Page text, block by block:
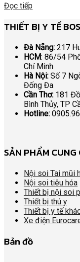
Đọc tiếp
THIẾT BỊ Y TẾ
Đà Nẵng: 217
HCM: 86/54
Chí Minh
Hà Nội: Số 7
Đống Đa
Cần Thơ: 181
Bình Thủy, TP
Hotline:
SẢN PHẨM CUNG
Nội soi Tai mũi
Nội soi tiêu hóa
Thiết bị nội soi
Thiết bị thú y
Thiết bị y tế
Xe điện
Bản đồ